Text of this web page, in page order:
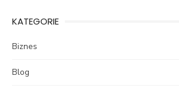
KATEGORIE
Biznes
Blog